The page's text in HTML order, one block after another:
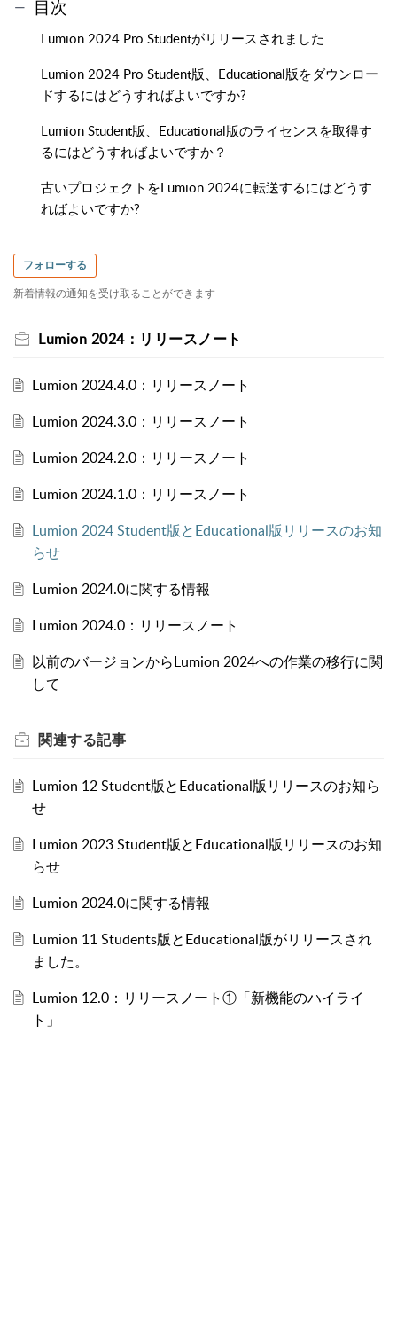
目次
Lumion 2024 Pro Studentがリリースされました
Lumion 2024 Pro Student版、Educational版をダウンロー
ドするにはどうすればよいですか?
Lumion Student版、Educational版のライセンスを取得す
るにはどうすればよいですか？
古いプロジェクトをLumion 2024に転送するにはどうす
ればよいですか?
フォローする
新着情報の通知を受け取ることができます
Lumion 2024：リリースノート
Lumion 2024.4.0：リリースノート
Lumion 2024.3.0：リリースノート
Lumion 2024.2.0：リリースノート
Lumion 2024.1.0：リリースノート
Lumion 2024 Student版とEducational版リリースのお知
らせ
Lumion 2024.0に関する情報
Lumion 2024.0：リリースノート
以前のバージョンからLumion 2024への作業の移行に関
して
関連する記事
Lumion 12 Student版とEducational版リリースのお知ら
せ
Lumion 2023 Student版とEducational版リリースのお知
らせ
Lumion 2024.0に関する情報
Lumion 11 Students版とEducational版がリリースされ
ました。
Lumion 12.0：リリースノート①「新機能のハイライ
ト」